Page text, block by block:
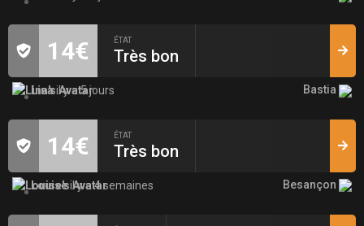
14€ ÉTAT
Très bon
Linail y a 5 jours Bastia
14€ ÉTAT
Très bon
Louiseil y a 4 semaines Besançon